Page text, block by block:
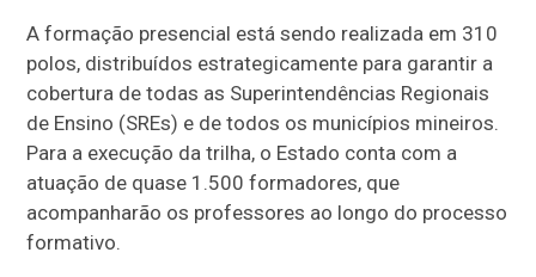
A formação presencial está sendo realizada em 310
polos, distribuídos estrategicamente para garantir a
cobertura de todas as Superintendências Regionais
de Ensino (SREs) e de todos os municípios mineiros.
Para a execução da trilha, o Estado conta com a
atuação de quase 1.500 formadores, que
acompanharão os professores ao longo do processo
formativo.